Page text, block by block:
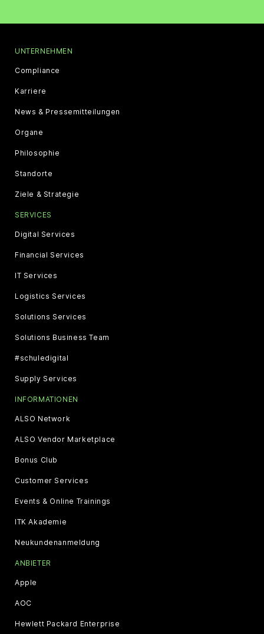
UNTERNEHMEN
Compliance
Karriere
News & Pressemitteilungen
Organe
Philosophie
Standorte
Ziele & Strategie
SERVICES
Digital Services
Financial Services
IT Services
Logistics Services
Solutions Services
Solutions Business Team
#schuledigital
Supply Services
INFORMATIONEN
ALSO Network
ALSO Vendor Marketplace
Bonus Club
Customer Services
Events & Online Trainings
ITK Akademie
Neukundenanmeldung
ANBIETER
Apple
AOC
Hewlett Packard Enterprise